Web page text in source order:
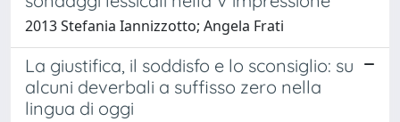
2013 Stefania Iannizzotto; Angela Frati
La giustifica, il soddisfo e lo sconsiglio: su
alcuni deverbali a suffisso zero nella
lingua di oggi